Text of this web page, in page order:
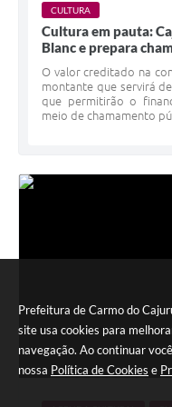
Prefeitura de Carmo do
site usa cookies para
navegação. Ao continuar
nossa Política de Cookies e
CULTURA
Cultura em pauta:
Blanc e prepara
O valor creditado na
montante que servirá
que permitirão o
meio de chamamento